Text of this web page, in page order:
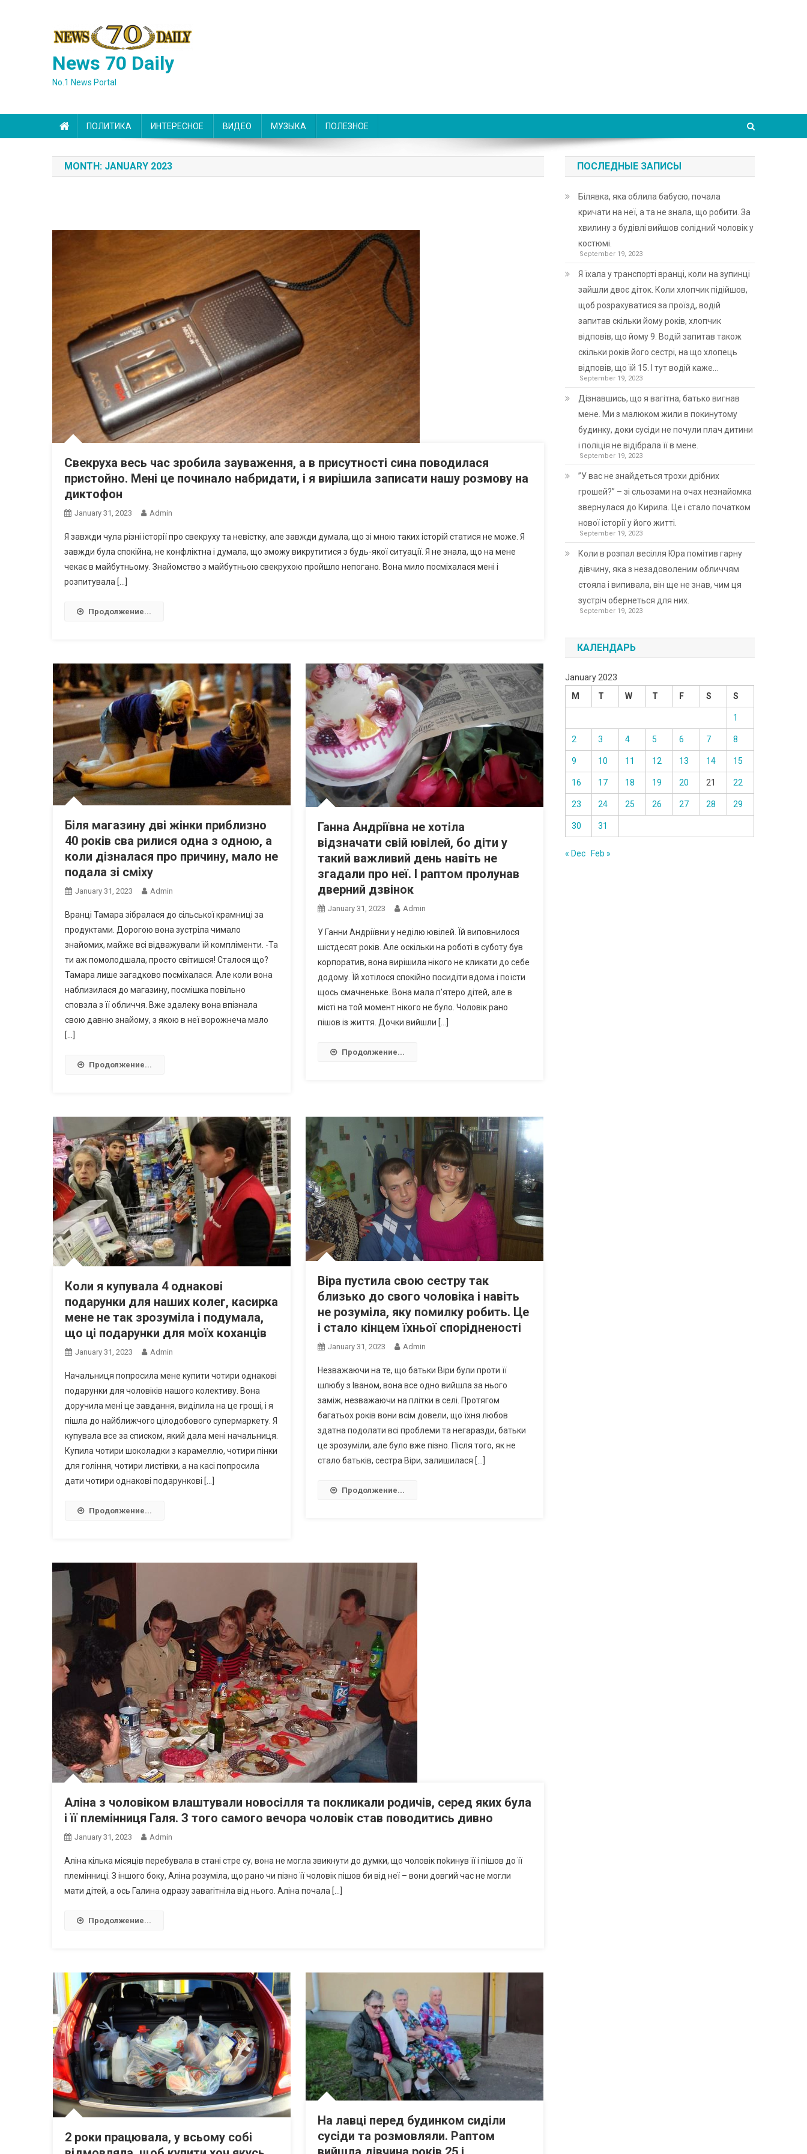
News 70 Daily
No.1 News Portal
ПОЛИТИКА ИНТЕРЕСНОЕ ВИДЕО МУЗЫКА ПОЛЕЗНОЕ
MONTH: JANUARY 2023
Свекруха весь час зробила зауваження, а в присутності сина поводилася
пристойно. Мені це починало набридати, і я вирішила записати нашу розмову на
диктофон
January 31, 2023 Admin
Я завжди чула різні історії про свекруху та невістку, але завжди думала, що зі мною таких історій статися не може. Я
завжди була спокійна, не конфліктна і думала, що зможу викрутитися з будь-якої ситуації. Я не знала, що на мене
чекає в майбутньому. Знайомство з майбутньою свекрухою пройшло непогано. Вона мило посміхалася мені і
розпитувала […]
Продолжение...
Біля магазину дві жінки приблизно
40 років сва рилися одна з одною, а
коли дізналася про причину, мало не
подала зі сміху
January 31, 2023 Admin
Вранці Тамара зібралася до сільської крамниці за
продуктами. Дорогою вона зустріла чимало
знайомих, майже всі відважували їй компліменти. -Та
ти аж помолодшала, просто світишся! Сталося що?
Тамара лише загадково посміхалася. Але коли вона
наблизилася до магазину, посмішка повільно
сповзла з її обличчя. Вже здалеку вона впізнала
свою давню знайому, з якою в неї ворожнеча мало
[…]
Продолжение...
Ганна Андріївна не хотіла
відзначати свій ювілей, бо діти у
такий важливий день навіть не
згадали про неї. І раптом пролунав
дверний дзвінок
January 31, 2023 Admin
У Ганни Андріївни у неділю ювілей. Їй виповнилося
шістдесят років. Але оскільки на роботі в суботу був
корпоратив, вона вирішила нікого не кликати до себе
додому. Їй хотілося спокійно посидіти вдома і поїсти
щось смачненьке. Вона мала п’ятеро дітей, але в
місті на той момент нікого не було. Чоловік рано
пішов із життя. Дочки вийшли […]
Продолжение...
Коли я купувала 4 однакові
подарунки для наших колег, касирка
мене не так зрозуміла і подумала,
що ці подарунки для моїх коханців
January 31, 2023 Admin
Начальниця попросила мене купити чотири однакові
подарунки для чоловіків нашого колективу. Вона
доручила мені це завдання, виділила на це гроші, і я
пішла до найближчого цілодобового супермаркету. Я
купувала все за списком, який дала мені начальниця.
Купила чотири шоколадки з карамеллю, чотири пінки
для гоління, чотири листівки, а на касі попросила
дати чотири однакові подарункові […]
Продолжение...
Віра пустила свою сестру так
близько до свого чоловіка і навіть
не розуміла, яку помилку робить. Це
і стало кінцем їхньої спорідненості
January 31, 2023 Admin
Незважаючи на те, що батьки Віри були проти її
шлюбу з Іваном, вона все одно вийшла за нього
заміж, незважаючи на плітки в селі. Протягом
багатьох років вони всім довели, що їхня любов
здатна подолати всі проблеми та негаразди, батьки
це зрозуміли, але було вже пізно. Після того, як не
стало батьків, сестра Віри, залишилася […]
Продолжение...
Аліна з чоловіком влаштували новосілля та покликали родичів, серед яких була
і її племінниця Галя. З того самого вечора чоловік став поводитись дивно
January 31, 2023 Admin
Аліна кілька місяців перебувала в стані стре су, вона не могла звикнути до думки, що чоловік поkинув її і пішов до її
племінниці. З іншого боку, Аліна розуміла, що рано чи пізно її чоловік пішов би від неї – вони довгий час не могли
мати дітей, а ось Галина одразу заваrітніла від нього. Аліна почала […]
Продолжение...
2 роки працювала, у всьому собі
На лавці перед будинком сиділи
сусіди та розмовляли. Раптом
ПОСЛЕДНЫЕ ЗАПИСЫ
Білявка, яка облила бабусю, почала
кричати на неї, а та не знала, що робити. За
хвилину з будівлі вийшов солідний чоловік у
костюмі.
September 19, 2023
Я їхала у транспорті вранці, коли на зупинці
зайшли двоє діток. Коли хлопчик підійшов,
щоб розрахуватися за проїзд, водій
запитав скільки йому років, хлопчик
відповів, що йому 9. Водій запитав також
скільки років його сестрі, на що хлопець
відповів, що їй 15. І тут водій каже…
September 19, 2023
Дізнавшись, що я вагітна, батько вигнав
мене. Ми з малюком жили в покинутому
будинку, доки сусіди не почули плач дитини
і поліція не відібрала її в мене.
September 19, 2023
”У вас не знайдеться трохи дрібних
грошей?” – зі сльозами на очах незнайомка
звернулася до Кирила. Це і стало початком
нової історії у його житті.
September 19, 2023
Коли в розпал весілля Юра помітив гарну
дівчину, яка з незадоволеним обличчям
стояла і випивала, він ще не знав, чим ця
зустріч обернеться для них.
September 19, 2023
КАЛЕНДАРЬ
January 2023
M
T W T F S S
1
2 3 4 5 6 7 8
9 10 11 12 13 14 15
16 17 18 19 20 21 22
23 24 25 26 27 28 29
30 31
« Dec Feb »